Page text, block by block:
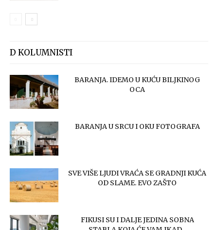
D KOLUMNISTI
BARANJA. IDEMO U KUĆU BILJKINOG
OCA
BARANJA U SRCU I OKU FOTOGRAFA
SVE VIŠE LJUDI VRAĆA SE GRADNJI KUĆA
OD SLAME. EVO ZAŠTO
FIKUSI SU I DALJE JEDINA SOBNA